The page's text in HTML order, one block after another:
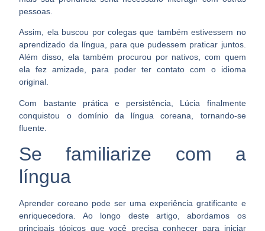
pessoas
Assim, ela buscou por colegas que também estivessem no
aprendizado da língua, para que pudessem praticar juntos.
Além disso, ela também procurou por nativos, com quem
ela fez amizade, para poder ter contato com o idioma
original.
Com bastante prática e persistência, Lúcia finalmente
conquistou o domínio da língua coreana, tornando-se
fluente
Se familiarize com a
língua
Aprender coreano pode ser uma experiência gratificante e
enriquecedora. Ao longo deste artigo, abordamos os
principais tópicos que você precisa conhecer para iniciar